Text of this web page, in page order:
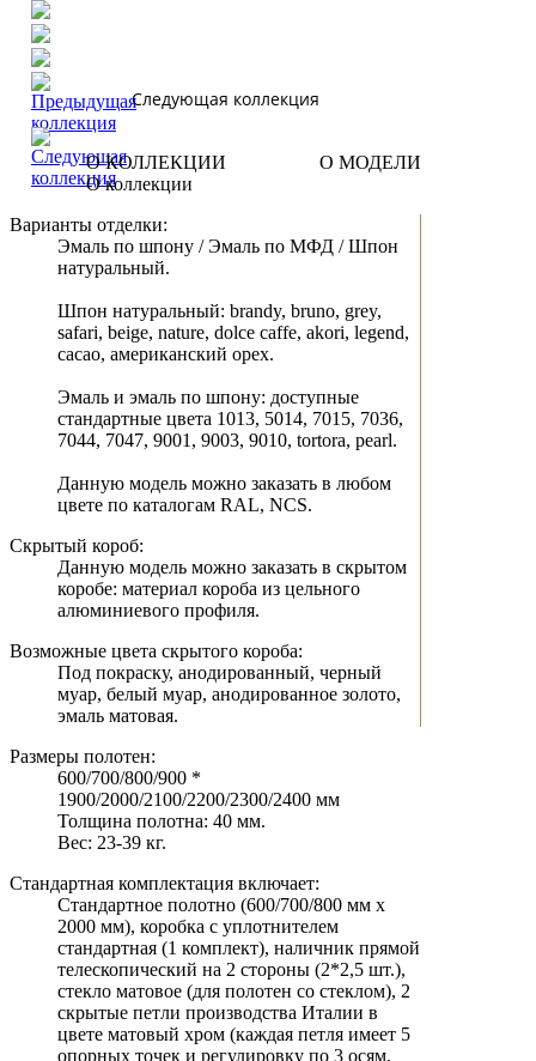
Следующая коллекция
О КОЛЛЕКЦИИ
О МОДЕЛИ
О коллекции
Варианты отделки:
Эмаль по шпону / Эмаль по МФД / Шпон
натуральный.
Шпон натуральный: brandy, bruno, grey,
safari, beige, nature, dolce caffe, akori, legend,
cacao, американский орех.
Эмаль и эмаль по шпону: доступные
стандартные цвета 1013, 5014, 7015, 7036,
7044, 7047, 9001, 9003, 9010, tortora, pearl.
Данную модель можно заказать в любом
цвете по каталогам RAL, NCS.
Скрытый короб:
Данную модель можно заказать в скрытом
коробе: материал короба из цельного
алюминиевого профиля.
Возможные цвета скрытого короба:
Под покраску, анодированный, черный
муар, белый муар, анодированное золото,
эмаль матовая.
Размеры полотен:
600/700/800/900 *
1900/2000/2100/2200/2300/2400 мм
Толщина полотна: 40 мм.
Вес: 23-39 кг.
Стандартная комплектация включает:
Стандартное полотно (600/700/800 мм х
2000 мм), коробка с уплотнителем
стандартная (1 комплект), наличник прямой
телескопический на 2 стороны (2*2,5 шт.),
стекло матовое (для полотен со стеклом), 2
скрытые петли производства Италии в
цвете матовый хром (каждая петля имеет 5
опорных точек и регулировку по 3 осям,